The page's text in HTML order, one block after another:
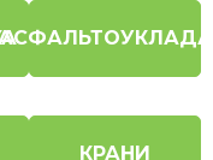
КРАНИ